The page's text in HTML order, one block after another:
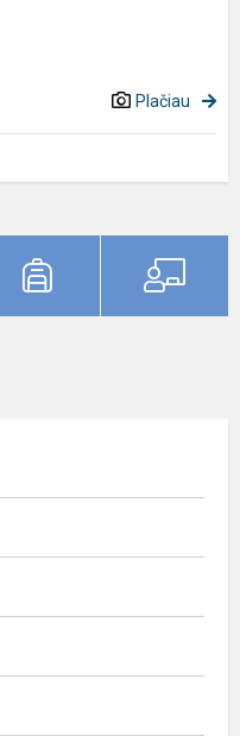
Plačiau